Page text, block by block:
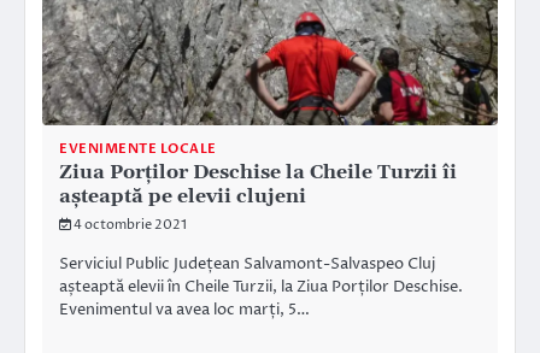
EVENIMENTE LOCALE
Ziua Porților Deschise la Cheile Turzii îi
așteaptă pe elevii clujeni
4 octombrie 2021
Serviciul Public Județean Salvamont-Salvaspeo Cluj
așteaptă elevii în Cheile Turzii, la Ziua Porților Deschise.
Evenimentul va avea loc marți, 5…